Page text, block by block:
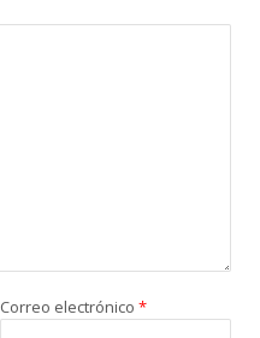
Correo electrónico *